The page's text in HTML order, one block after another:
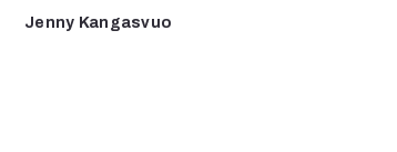
Jenny Kangasvuo